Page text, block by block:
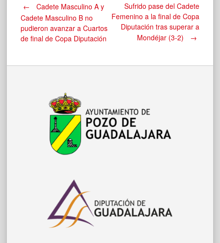
Navegación
de
entradas
←
Cadete Masculino A y
Cadete Masculino B no
pudieron avanzar a Cuartos
de final de Copa Diputación
Sufrido pase del Cadete
Femenino a la final de Copa
Diputación tras superar a
Mondéjar (3-2)
→